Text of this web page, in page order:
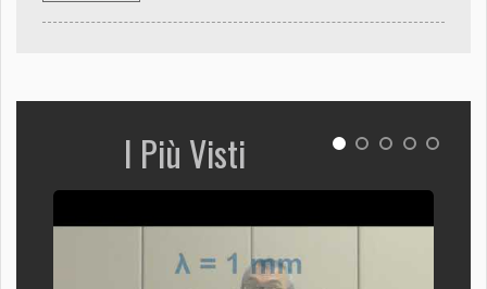
I Più Visti